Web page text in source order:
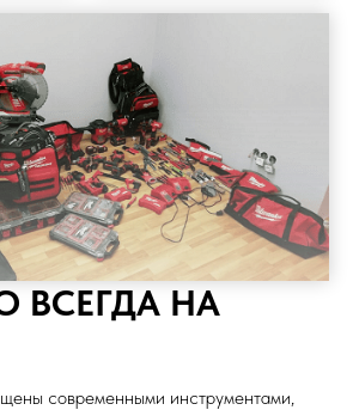
ВСЕГДА НА
современными инструментами,